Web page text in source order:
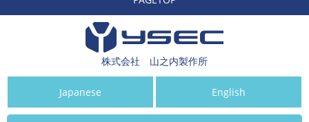
株式会社 山之内製作所
Japanese English